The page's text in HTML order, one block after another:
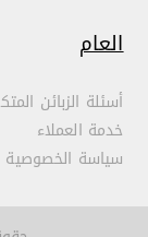
العام
أسئلة الزبائن
خدمة العملاء
سياسة الخصوصية